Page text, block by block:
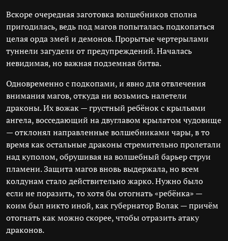
Вскоре очередная заготовка волшебников сполна
пригодилась, ведь под магов попыталась подкопаться
целая орда змей и демонов. Прорытые чертерылами
туннели загудели от предупреждений. Началась
невидимая, но важная подземная битва.
Одновременно с подкопами, и явно для отвлечения
внимания магов, откуда ни возьмись налетели
драконы. Их вожак — грустный ребёнок с крыльями
ангела, восседающий на двуглавом крылатом чудовище
— отклонял направленные волшебниками чары, в то
время как остальные драконы стремительно пролетали
над куполом, обрушивая на волшебный барьер струи
пламени. Защита магов вновь выдержала, но всем
колдунам стало действительно жарко. Нужно было
если не поразить, то хотя бы отогнать «ребёнка» —
коим был никто иной, как губернатор Волак — причём
отогнать как можно скорее, чтобы отразить атаку
драконов.